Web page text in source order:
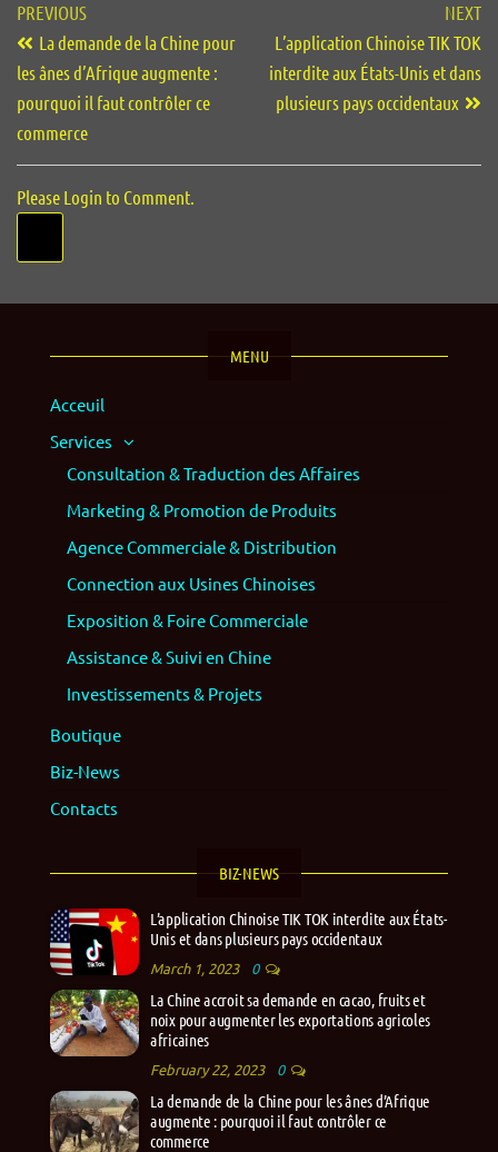
PREVIOUS
La demande de la Chine pour
les ânes d’Afrique augmente :
pourquoi il faut contrôler ce
commerce
NEXT
L’application Chinoise TIK TOK
interdite aux États-Unis et dans
plusieurs pays occidentaux
Please Login to Comment.
MENU
Acceuil
Services
Consultation & Traduction des Affaires
Marketing & Promotion de Produits
Agence Commerciale & Distribution
Connection aux Usines Chinoises
Exposition & Foire Commerciale
Assistance & Suivi en Chine
Investissements & Projets
Boutique
Biz-News
Contacts
BIZ-NEWS
L’application Chinoise TIK TOK interdite aux États-
Unis et dans plusieurs pays occidentaux
March 1, 2023 0
La Chine accroit sa demande en cacao, fruits et
noix pour augmenter les exportations agricoles
africaines
February 22, 2023 0
La demande de la Chine pour les ânes d’Afrique
augmente : pourquoi il faut contrôler ce
commerce